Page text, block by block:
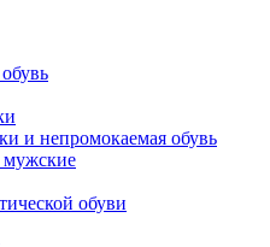
и непромокаемая обувь
мужские
обуви